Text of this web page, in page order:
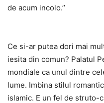
de acum incolo.’’
Ce si-ar putea dori mai
iesita din comun? Palatul
mondiale ca unul dintre
lume. Imbina stilul
islamic. E un fel de struto-